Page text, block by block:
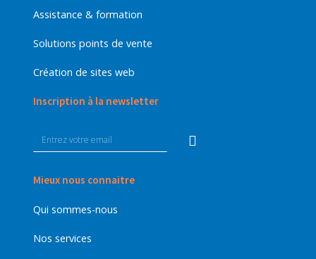
Assistance & formation
Solutions points de vente
Création de sites web
Inscription à la newsletter
Mieux nous connaitre
Qui sommes-nous
Nos services